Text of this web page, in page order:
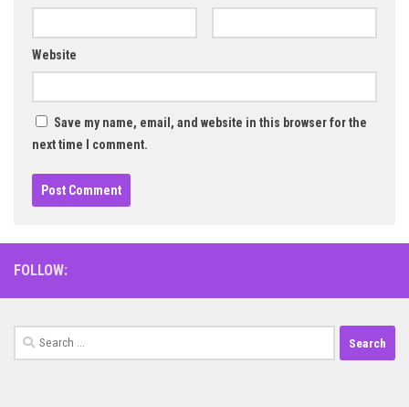
Website
Save my name, email, and website in this browser for the
next time I comment.
FOLLOW:
Search
for: